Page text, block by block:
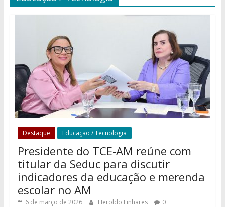
Destaque Educação / Tecnologia
Presidente do TCE-AM reúne com
titular da Seduc para discutir
indicadores da educação e merenda
escolar no AM
6 de março de 2026 Heroldo Linhares 0